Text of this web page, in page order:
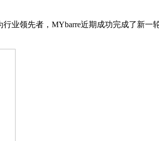
业领先者，MYbarre近期成功完成了新